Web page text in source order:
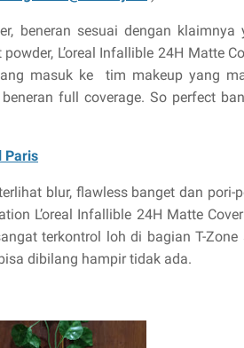
beneran sesuai dengan
L’oreal Infallible 24H Matte
masuk ke
tim makeup yang
full coverage. So perfect
Paris
blur, flawless banget dan pori-
L’oreal Infallible 24H Matte
terkontrol loh di bagian T-Zone
dibilang hampir tidak ada.